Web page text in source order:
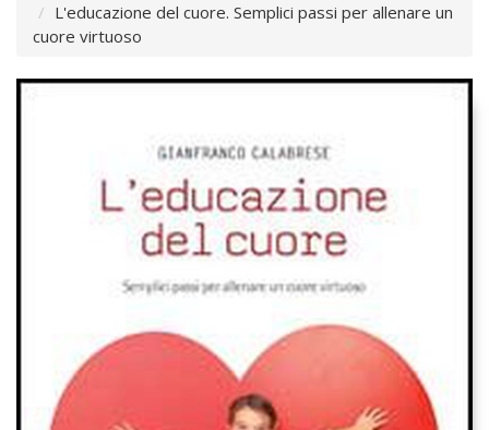
L'educazione del cuore. Semplici passi per allenare un
cuore virtuoso